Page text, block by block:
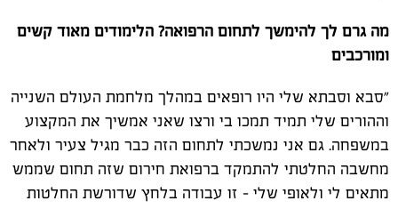
מה גרם לך להימשך לתחום הרפואה? הלימודים מאוד קשים
ומורכבים
"סבא וסבתא שלי היו רופאים במהלך מלחמת העולם השנייה
וההורים שלי תמיד תמכו בי ורצו שאני אמשיך את המקצוע
במשפחה. גם אני נמשכתי לתחום הזה כבר מגיל צעיר ולאחר
מחשבה החלטתי להתמקד ברפואת חירום שזה תחום שממש
מתאים לי ולאופי שלי – זו עבודה בלחץ שדורשת החלטות